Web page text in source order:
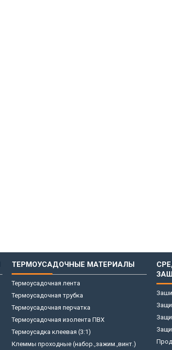
ТЕРМОУСАДОЧНЫЕ МАТЕРИАЛЫ
Термоусадочная лента
Термоусадочная трубка
Термоусадочная перчатка
Термоусадочная изолента ПВХ
Термоусадка клеевая (3:1)
Клеммы проходные (набор.,зажим.,винт.)